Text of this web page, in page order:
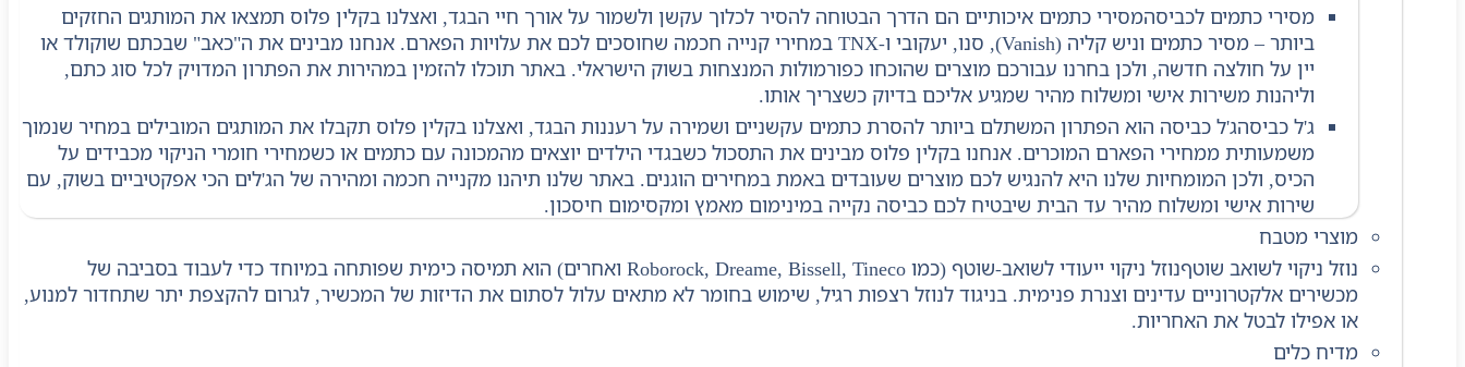
מסירי כתמים לכביסהמסירי כתמים איכותיים הם הדרך הבטוחה להסיר לכלוך עקשן ולשמור על אורך חיי הבגד, ואצלנו בקלין פלוס תמצאו את המותגים החזקים
ביותר – מסיר כתמים וניש קליה (Vanish), סנו, יעקובי ו-TNX במחירי קנייה חכמה שחוסכים לכם את עלויות הפארם. אנחנו מבינים את ה"כאב" שבכתם שוקולד או
יין על חולצה חדשה, ולכן בחרנו עבורכם מוצרים שהוכחו כפורמולות המנצחות בשוק הישראלי. באתר תוכלו להזמין במהירות את הפתרון המדויק לכל סוג כתם,
וליהנות משירות אישי ומשלוח מהיר שמגיע אליכם בדיוק כשצריך אותו.
ג'ל כביסהג'ל כביסה הוא הפתרון המשתלם ביותר להסרת כתמים עקשניים ושמירה על רעננות הבגד, ואצלנו בקלין פלוס תקבלו את המותגים המובילים במחיר שנמוך
משמעותית ממחירי הפארם המוכרים. אנחנו בקלין פלוס מבינים את התסכול כשבגדי הילדים יוצאים מהמכונה עם כתמים או כשמחירי חומרי הניקוי מכבידים על
הכיס, ולכן המומחיות שלנו היא להנגיש לכם מוצרים שעובדים באמת במחירים הוגנים. באתר שלנו תיהנו מקנייה חכמה ומהירה של הג'לים הכי אפקטיביים בשוק, עם
שירות אישי ומשלוח מהיר עד הבית שיבטיח לכם כביסה נקייה במינימום מאמץ ומקסימום חיסכון.
מוצרי מטבח
נוזל ניקוי לשואב שוטף
נוזל ניקוי ייעודי לשואב-שוטף (כמו Roborock, Dreame, Bissell, Tineco ואחרים) הוא תמיסה כימית שפותחה במיוחד כדי לעבוד בסביבה של
מכשירים אלקטרוניים עדינים וצנרת פנימית. בניגוד לנוזל רצפות רגיל, שימוש בחומר לא מתאים עלול לסתום את הדיזות של המכשיר, לגרום להקצפת יתר שתחדור למנוע,
או אפילו לבטל את האחריות.
מדיח כלים